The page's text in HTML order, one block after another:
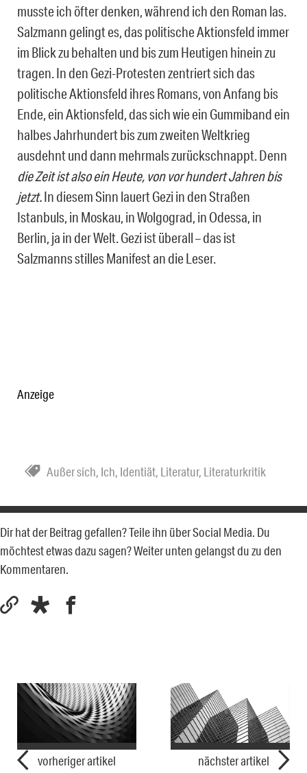
musste ich öfter denken, während ich den Roman las.
Salzmann gelingt es, das politische Aktionsfeld immer
im Blick zu behalten und bis zum Heutigen hinein zu
tragen. In den Gezi-Protesten zentriert sich das
politische Aktionsfeld ihres Romans, von Anfang bis
Ende, ein Aktionsfeld, das sich wie ein Gummiband ein
halbes Jahrhundert bis zum zweiten Weltkrieg
ausdehnt und dann mehrmals zurückschnappt. Denn
die Zeit ist also ein Heute, von vor hundert Jahren bis
jetzt.In diesem Sinn lauert Gezi in den Straßen
Istanbuls, in Moskau, in Wolgograd, in Odessa, in
Berlin, ja in der Welt. Gezi ist überall – das ist
Salzmanns stilles Manifest an die Leser.
Anzeige
Außer sich, Ich, Identiät, Literatur, Literaturkritik
Dir hat der Beitrag gefallen? Teile ihn über Social Media. Du
möchtest etwas dazu sagen? Weiter unten gelangst du zu den
Kommentaren.
vorheriger artikel nächster artikel